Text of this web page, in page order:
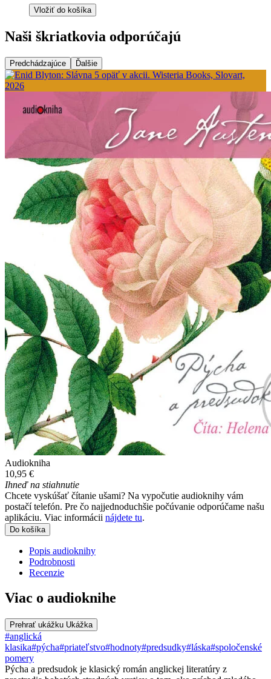
Vložiť do košíka
Naši škriatkovia odporúčajú
Predchádzajúce Ďalšie
Audiokniha
10,95 €
Ihneď na stiahnutie
Chcete vyskúšať čítanie ušami? Na vypočutie audioknihy vám
postačí telefón. Pre čo najjednoduchšie počúvanie odporúčame našu
aplikáciu. Viac informácii nájdete tu.
Do košíka
Popis audioknihy
Podrobnosti
Recenzie
Viac o audioknihe
Prehrať ukážku Ukážka
#anglická
klasika#pýcha#priateľstvo#hodnoty#predsudky#láska#spoločenské
pomery
Pýcha a predsudok je klasický román anglickej literatúry z